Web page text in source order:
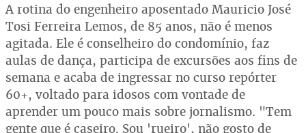
A rotina do engenheiro aposentado Mauricio José
Tosi Ferreira Lemos, de 85 anos, não é menos
agitada. Ele é conselheiro do condomínio, faz
aulas de dança, participa de excursões aos fins de
semana e acaba de ingressar no curso repórter
60+, voltado para idosos com vontade de
aprender um pouco mais sobre jornalismo. "Tem
gente que é caseiro. Sou 'rueiro', não gosto de